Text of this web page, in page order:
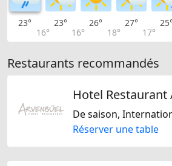
23°
16°
23°
16°
26°
18°
27°
17°
Restaurants recommandés
Hotel Restaurant
De saison,
Réserver une table